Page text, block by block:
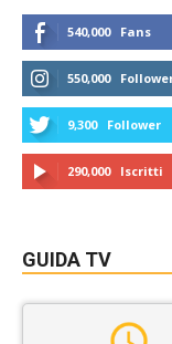
540,000 Fans
550,000
9,300 Follower
290,000 Iscritti
GUIDA TV